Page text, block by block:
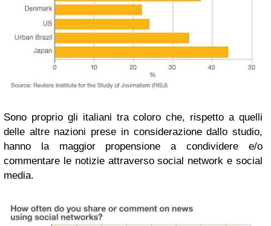
Sono proprio gli italiani tra coloro che, rispetto a quelli
delle altre nazioni prese in considerazione dallo studio,
hanno la maggior propensione a condividere e/o
commentare le notizie attraverso social network e social
media.